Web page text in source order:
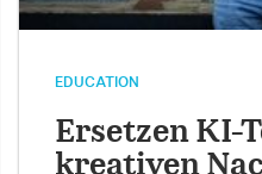
EDUCATION
Ersetzen KI-
kreativen